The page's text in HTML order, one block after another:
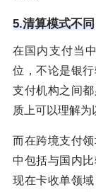
5.清算模式不同
在国内支付当
位，不论是银
支付机构之间
质上可以理解为
而在跨境支付
中包括与国内
现在卡收单领